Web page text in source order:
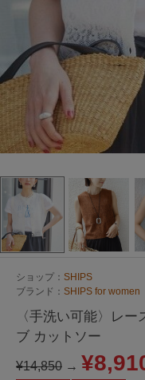
ショップ： SHIPS
ブランド： SHIPS for women
〈手洗い可能〉レ
ブ カットソー
¥14,850 →